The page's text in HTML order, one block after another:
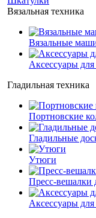
Вязальная техника
Вязальные
Аксессуары
Гладильная техника
Портновские
Гладильные
Утюги
Пресс-вешалки
Аксессуары